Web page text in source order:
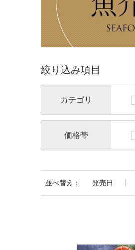
絞り込み項目
カテゴリ
価格帯
並べ替え： 発売日